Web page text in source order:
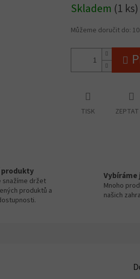
cena:
Skladem (1 ks)
Můžeme doručit do:
TISK ZEPTAT
produkty
snažíme držet
produktů a
Mnoho
našich